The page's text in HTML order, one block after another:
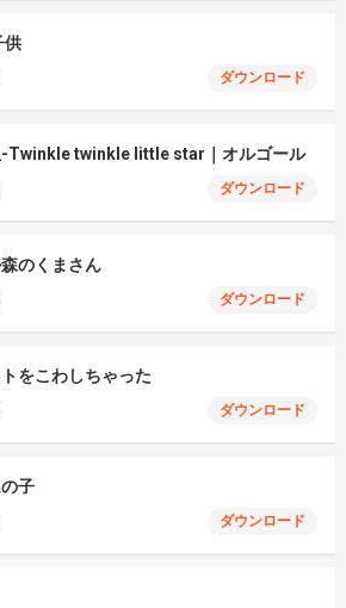
供
ダウンロード
-Twinkle twinkle little star｜オルゴール
ダウンロード
のくまさん
ダウンロード
をこわしちゃった
ダウンロード
子
ダウンロード